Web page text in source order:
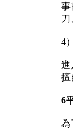
事
4
進
擅
6
為